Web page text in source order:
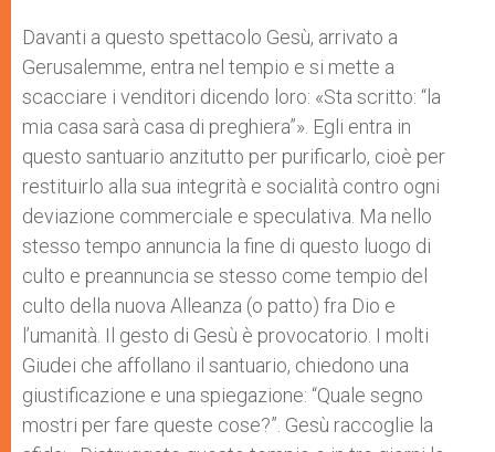
Davanti a questo spettacolo Gesù, arrivato a
Gerusalemme, entra nel tempio e si mette a
scacciare i venditori dicendo loro: «Sta scritto: “la
mia casa sarà casa di preghiera”». Egli entra in
questo santuario anzitutto per purificarlo, cioè per
restituirlo alla sua integrità e socialità contro ogni
deviazione commerciale e speculativa. Ma nello
stesso tempo annuncia la fine di questo luogo di
culto e preannuncia se stesso come tempio del
culto della nuova Alleanza (o patto) fra Dio e
l’umanità. Il gesto di Gesù è provocatorio. I molti
Giudei che affollano il santuario, chiedono una
giustificazione e una spiegazione: “Quale segno
mostri per fare queste cose?”. Gesù raccoglie la